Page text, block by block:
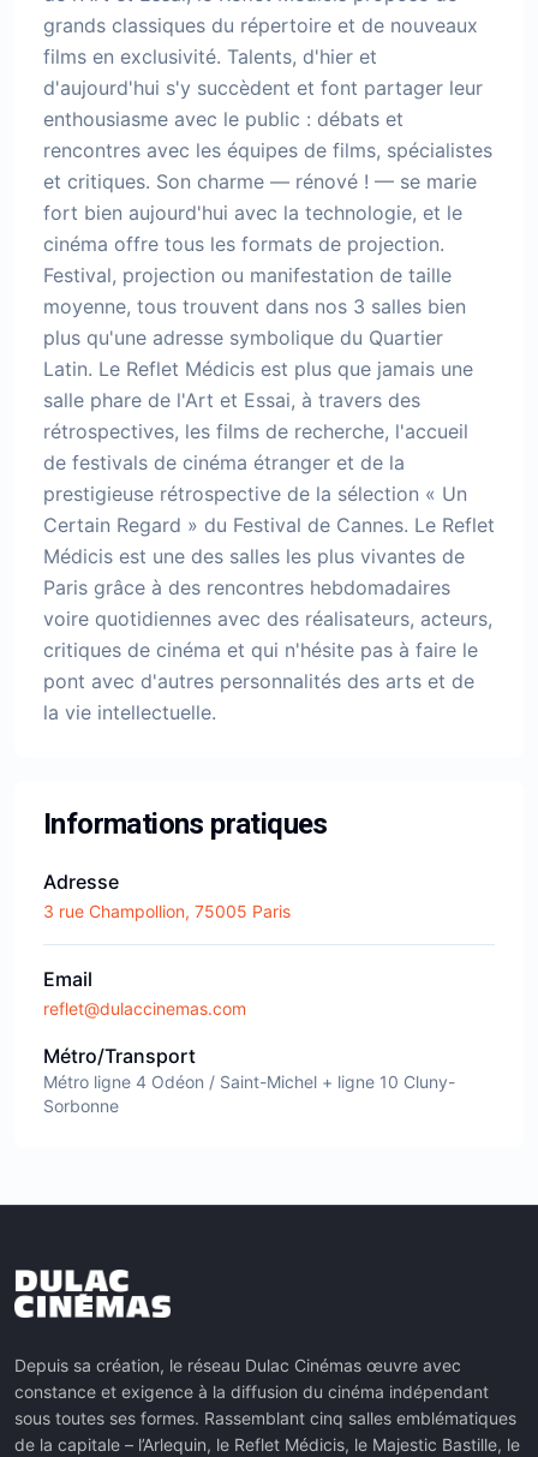
grands classiques du répertoire et de nouveaux
films en exclusivité. Talents, d'hier et
d'aujourd'hui s'y succèdent et font partager leur
enthousiasme avec le public : débats et
rencontres avec les équipes de films, spécialistes
et critiques. Son charme — rénové ! — se marie
fort bien aujourd'hui avec la technologie, et le
cinéma offre tous les formats de projection.
Festival, projection ou manifestation de taille
moyenne, tous trouvent dans nos 3 salles bien
plus qu'une adresse symbolique du Quartier
Latin. Le Reflet Médicis est plus que jamais une
salle phare de l'Art et Essai, à travers des
rétrospectives, les films de recherche, l'accueil
de festivals de cinéma étranger et de la
prestigieuse rétrospective de la sélection « Un
Certain Regard » du Festival de Cannes. Le Reflet
Médicis est une des salles les plus vivantes de
Paris grâce à des rencontres hebdomadaires
voire quotidiennes avec des réalisateurs, acteurs,
critiques de cinéma et qui n'hésite pas à faire le
pont avec d'autres personnalités des arts et de
la vie intellectuelle.
Informations pratiques
Adresse
3 rue Champollion, 75005 Paris
Email
reflet@dulaccinemas.com
Métro/Transport
Métro ligne 4 Odéon / Saint-Michel + ligne 10 Cluny-
Sorbonne
Depuis sa création, le réseau Dulac Cinémas œuvre avec
constance et exigence à la diffusion du cinéma indépendant
sous toutes ses formes. Rassemblant cinq salles emblématiques
de la capitale – l’Arlequin, le Reflet Médicis, le Majestic Bastille, le